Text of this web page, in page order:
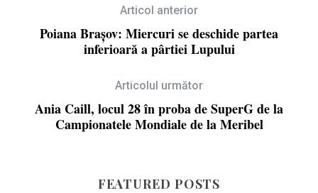
Articol anterior
Poiana Brașov: Miercuri se deschide partea
inferioară a pârtiei Lupului
Articolul următor
Ania Caill, locul 28 în proba de SuperG de la
Campionatele Mondiale de la Meribel
FEATURED POSTS